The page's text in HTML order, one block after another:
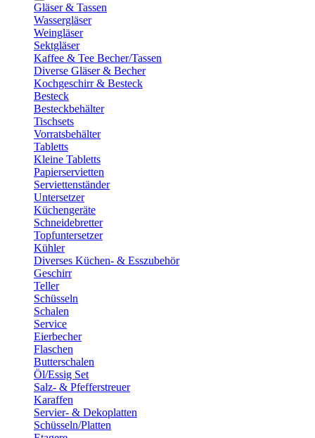
Gläser & Tassen
Wassergläser
Weingläser
Sektgläser
Kaffee & Tee Becher/Tassen
Diverse Gläser & Becher
Kochgeschirr & Besteck
Besteck
Besteckbehälter
Tischsets
Vorratsbehälter
Tabletts
Kleine Tabletts
Papierservietten
Serviettenständer
Untersetzer
Küchengeräte
Schneidebretter
Topfuntersetzer
Kühler
Diverses Küchen- & Esszubehör
Geschirr
Teller
Schüsseln
Schalen
Service
Eierbecher
Flaschen
Butterschalen
Öl/Essig Set
Salz- & Pfefferstreuer
Karaffen
Servier- & Dekoplatten
Schüsseln/Platten